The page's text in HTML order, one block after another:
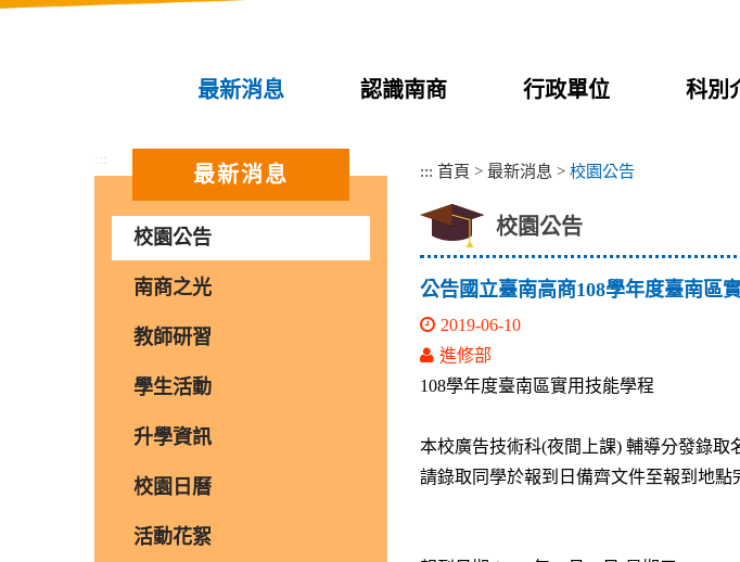
最新消息 認識南商 行政單位 科別
:::
最新消息
校園公告
南商之光
教師研習
學生活動
升學資訊
校園日曆
活動花絮
::: 首頁 > 最新消息 > 校園公告
校園公告
公告國立臺南高商108學年度臺南區
2019-06-10
進修部
108學年度臺南區實用技能學程
本校廣告技術科(夜間上課) 輔導分發錄取
請錄取同學於報到日備齊文件至報到地點